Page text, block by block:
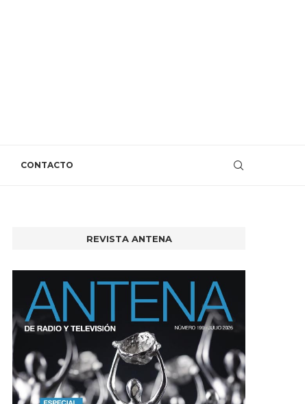
CONTACTO
REVISTA ANTENA